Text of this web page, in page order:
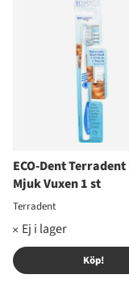
ECO-Dent
Mjuk Vuxen 1 st
Terradent
Köp!